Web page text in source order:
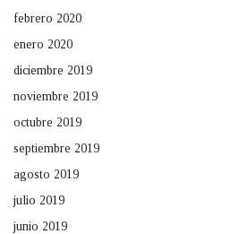
febrero 2020
enero 2020
diciembre 2019
noviembre 2019
octubre 2019
septiembre 2019
agosto 2019
julio 2019
junio 2019